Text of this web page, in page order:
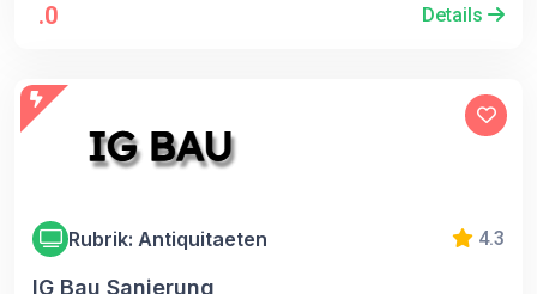
.0 Details
Rubrik: Antiquitaeten 4.3
IG Bau Sanierung